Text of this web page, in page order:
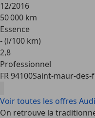
12/2016
50 000 km
Essence
- (l/100 km)
2,8
Professionnel
FR 94100Saint-maur-des-
Voir toutes les offres Audi
On retrouve la